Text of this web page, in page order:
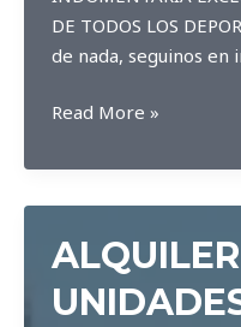
DE TODOS LOS
de nada, seguinos en
Mutual
Read More »